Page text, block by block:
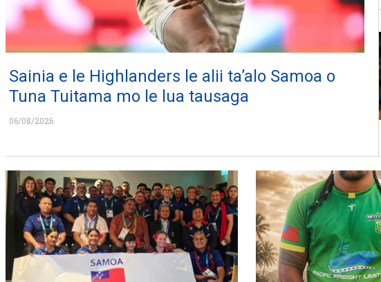
Sainia e le Highlanders le alii ta’alo Samoa o
Tuna Tuitama mo le lua tausaga
06/08/2026